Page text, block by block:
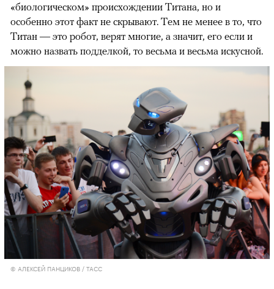
«биологическом» происхождении Титана, но и
особенно этот факт не скрывают. Тем не менее в то, что
Титан — это робот, верят многие, а значит, его если и
можно назвать подделкой, то весьма и весьма искусной.
© АЛЕКСЕЙ ПАНЦИКОВ / ТАСС